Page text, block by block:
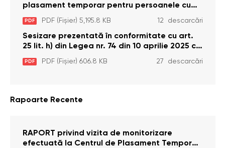
plasament temporar pentru persoanele cu
dizabilități (adulte) Bădiceni, Soroca (11 iunie
2026)
PDF PDF (Fișier) 5,195.8 KB 12 descarcări
Sesizare prezentată în conformitate cu art.
25 lit. h) din Legea nr. 74 din 10 aprilie 2025 cu
privire la Curtea Constituțională şi art. 26 din
Legea cu privire la Avocatul Poporului
PDF PDF (Fișier) 606.8 KB 27 descarcări
Rapoarte Recente
RAPORT privind vizita de monitorizare
efectuată la Centrul de Plasament Temporar